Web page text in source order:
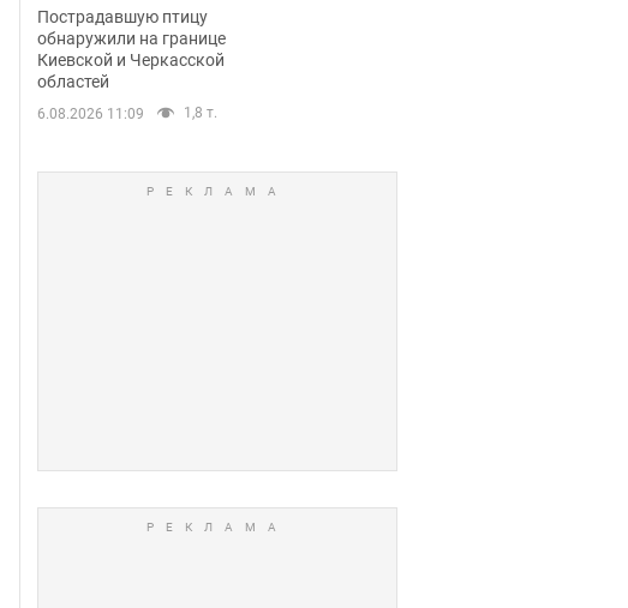
нетипичный маршрут.
Фото
Пострадавшую птицу
обнаружили на границе
Киевской и Черкасской
областей
6.08.2026 11:09 1,8 т.